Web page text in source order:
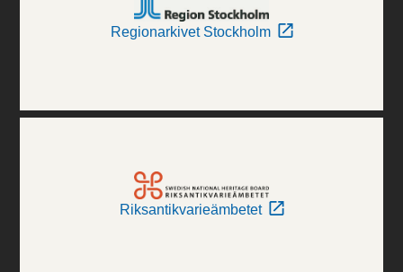
Regionarkivet Stockholm
Riksantikvarieämbetet